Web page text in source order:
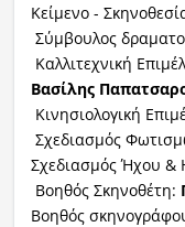
Κείμενο -
Σύμβουλος
Καλλιτεχνική
Βασίλης
Κινησιολογική
Σχεδιασμός
Σχεδιασμός Ήχου &
Βοηθός Σκηνοθέτη:
Βοηθός